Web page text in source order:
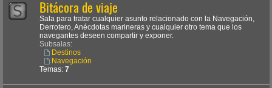
Bitácora de viaje
Sala para tratar cualquier asunto relacionado con la Navegación,
Derrotero, Anécdotas marineras y cualquier otro tema que los
navegantes deseen compartir y exponer.
Subsalas:
Destinos
Navegación
Temas: 7